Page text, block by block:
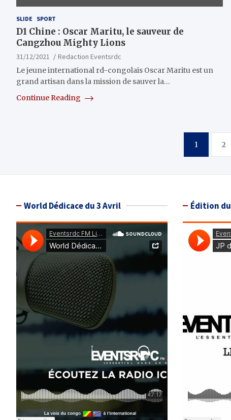
SLIDE SPORT
D1 Chine : Oscar Maritu, le sauveur de
Cangzhou Mighty Lions
31/12/2021
Redaction Eventsrdc
Le jeune international rd-congolais Oscar Maritu est un
grand artisan dans la mission de sauver la…
Continue Reading
1 2
World Dédicace du 3 Avril Édition